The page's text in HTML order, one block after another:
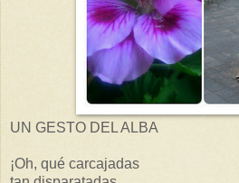
UN GESTO DEL ALBA
¡Oh, qué carcajadas